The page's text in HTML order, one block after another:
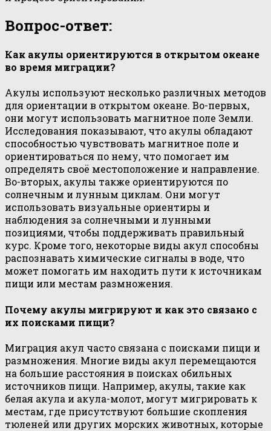
Вопрос-ответ:
Как акулы ориентируются в открытом океане
во время миграции?
Акулы используют несколько различных методов
для ориентации в открытом океане. Во-первых,
они могут использовать магнитное поле Земли.
Исследования показывают, что акулы обладают
способностью чувствовать магнитное поле и
ориентироваться по нему, что помогает им
определять своё местоположение и направление.
Во-вторых, акулы также ориентируются по
солнечным и лунным циклам. Они могут
использовать визуальные ориентиры и
наблюдения за солнечными и лунными
позициями, чтобы поддерживать правильный
курс. Кроме того, некоторые виды акул способны
распознавать химические сигналы в воде, что
может помогать им находить пути к источникам
пищи или местам размножения.
Почему акулы мигрируют и как это связано с
их поисками пищи?
Миграция акул часто связана с поисками пищи и
размножения. Многие виды акул перемещаются
на большие расстояния в поисках обильных
источников пищи. Например, акулы, такие как
белая акула и акула-молот, могут мигрировать к
местам, где присутствуют большие скопления
тюленей или других морских животных, которые